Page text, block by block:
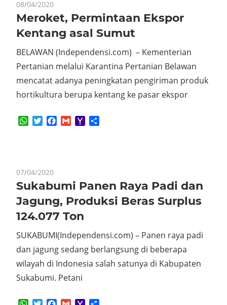
08/04/2020
Meroket, Permintaan Ekspor
Kentang asal Sumut
BELAWAN (Independensi.com) – Kementerian
Pertanian melalui Karantina Pertanian Belawan
mencatat adanya peningkatan pengiriman produk
hortikultura berupa kentang ke pasar ekspor
WhatsApp
TwitterFacebook
GmailYahoo
07/04/2020
Sukabumi Panen Raya Padi dan
Jagung, Produksi Beras Surplus
124.077 Ton
SUKABUMI(Independensi.com) – Panen raya padi
dan jagung sedang berlangsung di beberapa
wilayah di Indonesia salah satunya di Kabupaten
Sukabumi. Petani